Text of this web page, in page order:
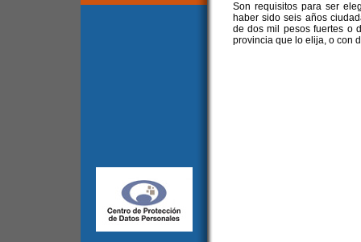
Son requisitos para ser
haber sido seis años
de dos mil pesos fuertes o
provincia que lo elija, o con